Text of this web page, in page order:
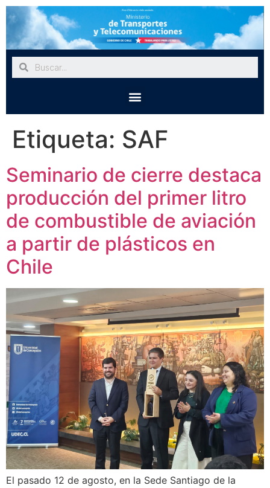
Etiqueta: SAF
Seminario de cierre destaca
producción del primer litro
de combustible de aviación
a partir de plásticos en
Chile
El pasado 12 de agosto, en la Sede Santiago de la